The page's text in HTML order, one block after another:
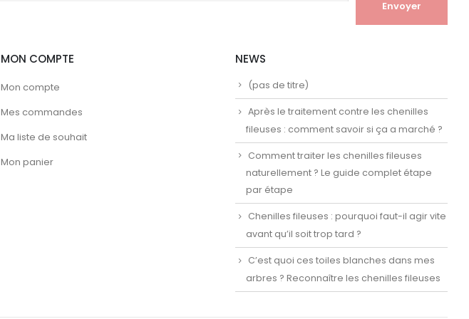
MON COMPTE
Mon compte
Mes commandes
Ma liste de souhait
Mon panier
NEWS
(pas de titre)
Après le traitement contre les chenilles
fileuses : comment savoir si ça a marché ?
Comment traiter les chenilles fileuses
naturellement ? Le guide complet étape
par étape
Chenilles fileuses : pourquoi faut-il agir vite
avant qu’il soit trop tard ?
C’est quoi ces toiles blanches dans mes
arbres ? Reconnaître les chenilles fileuses